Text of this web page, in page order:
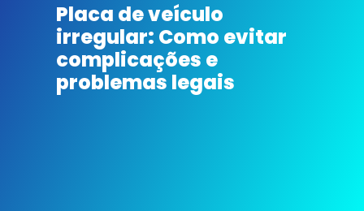
Placa de veículo
irregular: Como evitar
complicações e
problemas legais